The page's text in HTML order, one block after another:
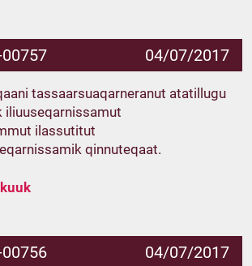
04/07/2017
tassaarsuaqarneranut atatillugu
ilassutitut
qinnuteqaat.
04/07/2017